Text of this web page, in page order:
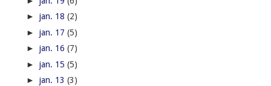
► jan. 18 (2)
► jan. 17 (5)
► jan. 16 (7)
► jan. 15 (5)
► jan. 13 (3)